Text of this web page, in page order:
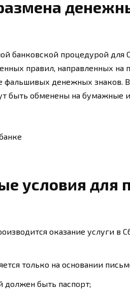
банковской процедурой для
правил, направленных на
фальшивых денежных знаков.
быть обменены на бумажные
условия для
оказание услуги в
только на основании
должен быть паспорт;